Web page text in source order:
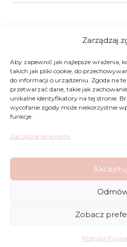
Zarządzaj
Aby zapewnić jak najlepsze wrażenia,
takich jak pliki cookie, do
do informacji o urządzeniu. Zgoda na
przetwarzać dane, takie jak
unikalne identyfikatory na tej stronie.
wycofanie zgody może niekorzystnie
funkcje.
Zarządzaj serwisami
Zobacz
Polityka